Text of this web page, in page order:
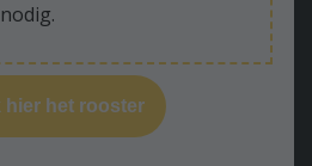
hier het rooster